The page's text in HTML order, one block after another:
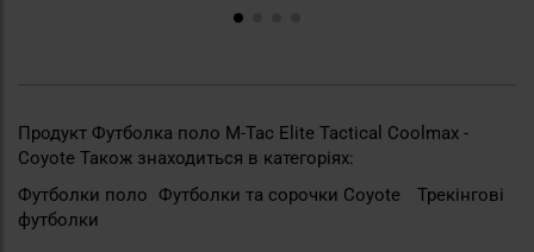
Продукт Футболка поло M-Tac Elite Tactical Coolmax -
Coyote Також знаходиться в категоріях:
Футболки поло Футболки та сорочки Coyote
Трекінгові
футболки